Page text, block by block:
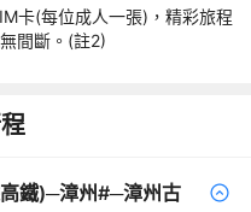
卡(每位成人一張)，精彩旅程
間斷。(註2)
鐵)─漳州#─漳州古